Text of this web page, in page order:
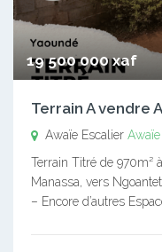
19 500 000 xaf
Terrain A vendre
Awaïe Escalier
Terrain Titré de 970m²
Manassa, vers
– Encore d’autres